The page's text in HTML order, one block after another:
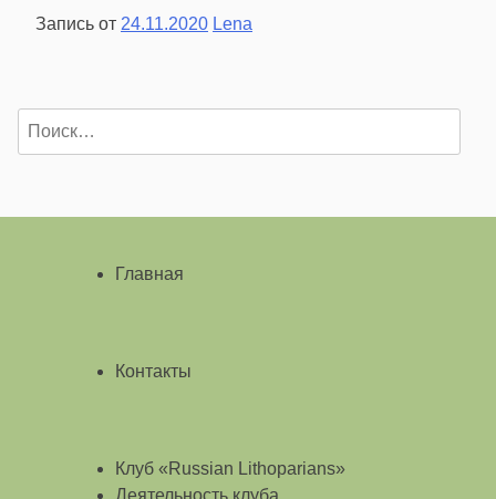
Запись от 24.11.2020 Lena
Найти:
Главная
Контакты
Клуб «Russian Lithoparians»